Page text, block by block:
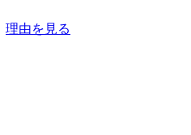
理由を見る